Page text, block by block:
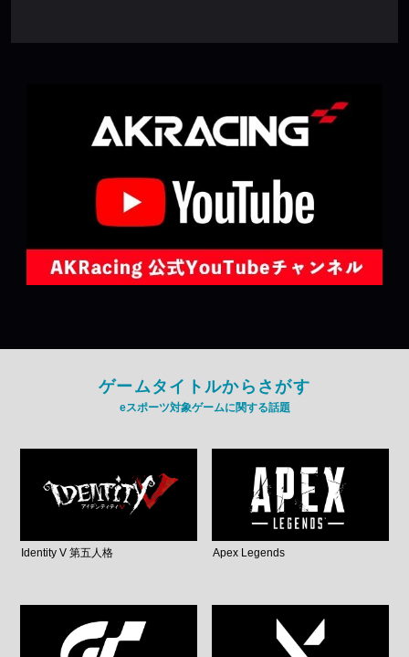
ゲームタイトルからさがす
eスポーツ対象ゲームに関する話題
Identity V 第五人格 Apex Legends